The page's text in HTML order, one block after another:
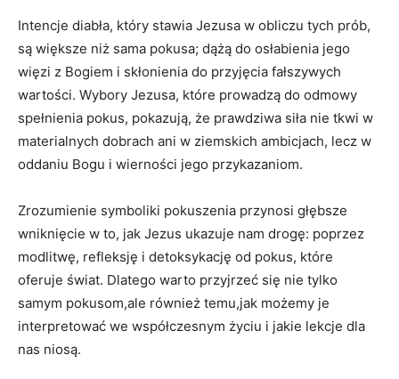
Intencje diabła, ⁣który stawia Jezusa w obliczu​ tych prób,
są większe niż sama pokusa; dążą do osłabienia jego
więzi z Bogiem i skłonienia do​ przyjęcia fałszywych
‌wartości. Wybory Jezusa, które prowadzą do⁢ odmowy​
spełnienia ​pokus, pokazują, że⁢ prawdziwa siła nie tkwi w
materialnych dobrach ani w ziemskich ambicjach, lecz w
⁤oddaniu Bogu i wierności jego ​przykazaniom.
Zrozumienie⁣ symboliki pokuszenia przynosi ​głębsze
wniknięcie ⁤w to, jak Jezus ‌ukazuje nam‍ drogę: poprzez
modlitwę, refleksję i detoksykację od pokus, które
⁣oferuje świat. Dlatego warto przyjrzeć się nie tylko
samym pokusom,ale​ również ​temu,jak możemy je
interpretować we współczesnym życiu i jakie⁣ lekcje dla
nas niosą.